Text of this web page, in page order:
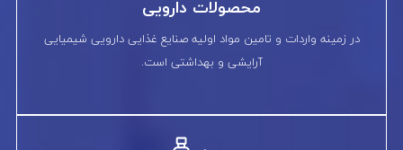
محصولات دارویی
در زمینه واردات و تامین مواد اولیه صنایع غذایی دارویی شیمیایی
آرایشی و بهداشتی است.